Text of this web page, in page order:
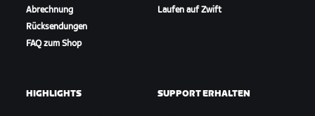
Abrechnung
Rücksendungen
FAQ zum Shop
Laufen auf Zwift
HIGHLIGHTS SUPPORT ERHALTEN